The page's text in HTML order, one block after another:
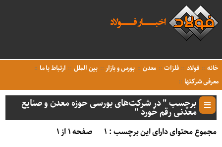
خانه فولاد فلزات معدن بورس و بازار بین الملل
ارتباط با ما
معرفی شرکتها
برچسب " در شرکت‌های بورسی حوزه معدن و صنایع
معدنی رقم خورد "
مجموع محتوای دارای این برچسب : ۱ صفحه ۱ از ۱